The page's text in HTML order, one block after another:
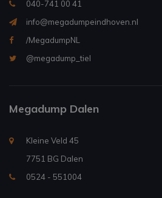
040-741 00 41
info@megadumpeindhoven.nl
/MegadumpNL
@megadump_tiel
Megadump Dalen
Kleine Veld 45
7751 BG Dalen
0524 - 551004